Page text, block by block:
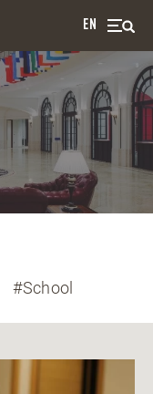
EN
#School